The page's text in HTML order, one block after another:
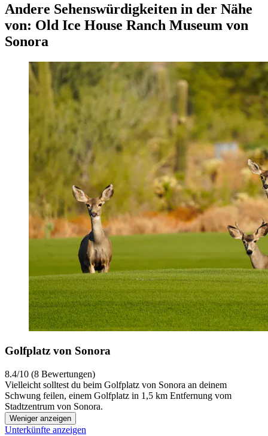
Andere Sehenswürdigkeiten in der Nähe
von: Old Ice House Ranch Museum von
Sonora
Golfplatz von Sonora
8.4/10 (8 Bewertungen)
Vielleicht solltest du beim Golfplatz von Sonora an deinem
Schwung feilen, einem Golfplatz in 1,5 km Entfernung vom
Stadtzentrum von Sonora.
Weniger anzeigen
Unterkünfte anzeigen